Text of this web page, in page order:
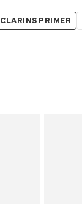
CLARINS PRIMER